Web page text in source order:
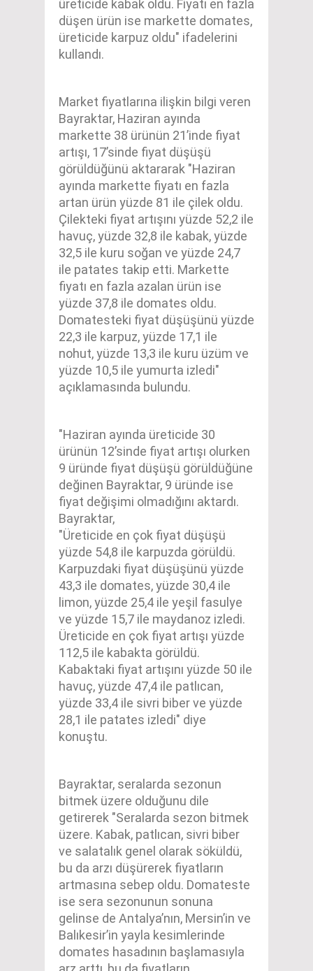
üreticide kabak oldu. Fiyatı en fazla
düşen ürün ise markette domates,
üreticide karpuz oldu" ifadelerini
kullandı.
Market fiyatlarına ilişkin bilgi veren
Bayraktar, Haziran ayında
markette 38 ürünün 21’inde fiyat
artışı, 17’sinde fiyat düşüşü
görüldüğünü aktararak "Haziran
ayında markette fiyatı en fazla
artan ürün yüzde 81 ile çilek oldu.
Çilekteki fiyat artışını yüzde 52,2 ile
havuç, yüzde 32,8 ile kabak, yüzde
32,5 ile kuru soğan ve yüzde 24,7
ile patates takip etti. Markette
fiyatı en fazla azalan ürün ise
yüzde 37,8 ile domates oldu.
Domatesteki fiyat düşüşünü yüzde
22,3 ile karpuz, yüzde 17,1 ile
nohut, yüzde 13,3 ile kuru üzüm ve
yüzde 10,5 ile yumurta izledi"
açıklamasında bulundu.
"Haziran ayında üreticide 30
ürünün 12’sinde fiyat artışı olurken
9 üründe fiyat düşüşü görüldüğüne
değinen Bayraktar, 9 üründe ise
fiyat değişimi olmadığını aktardı.
Bayraktar,
"Üreticide en çok fiyat düşüşü
yüzde 54,8 ile karpuzda görüldü.
Karpuzdaki fiyat düşüşünü yüzde
43,3 ile domates, yüzde 30,4 ile
limon, yüzde 25,4 ile yeşil fasulye
ve yüzde 15,7 ile maydanoz izledi.
Üreticide en çok fiyat artışı yüzde
112,5 ile kabakta görüldü.
Kabaktaki fiyat artışını yüzde 50 ile
havuç, yüzde 47,4 ile patlıcan,
yüzde 33,4 ile sivri biber ve yüzde
28,1 ile patates izledi" diye
konuştu.
Bayraktar, seralarda sezonun
bitmek üzere olduğunu dile
getirerek "Seralarda sezon bitmek
üzere. Kabak, patlıcan, sivri biber
ve salatalık genel olarak söküldü,
bu da arzı düşürerek fiyatların
artmasına sebep oldu. Domateste
ise sera sezonunun sonuna
gelinse de Antalya’nın, Mersin’in ve
Balıkesir’in yayla kesimlerinde
domates hasadının başlamasıyla